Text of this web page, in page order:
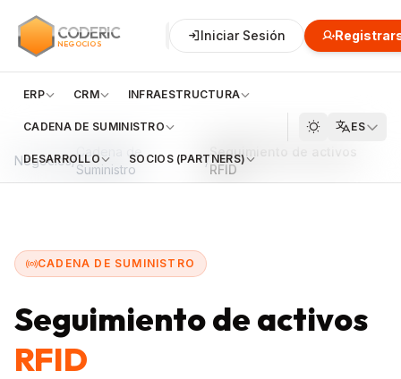
CODERIC
NEGOCIOS
Negocios Financiero
Iniciar Sesión
ERP CRM INFRAESTRUCTURA
CADENA DE SUMINISTRO
DESARROLLO SOCIOS (PARTNERS)
ES
Negocios/
Cadena de
Suministro
/
Seguimiento de activos
RFID
CADENA DE SUMINISTRO
Seguimiento de activos
RFID